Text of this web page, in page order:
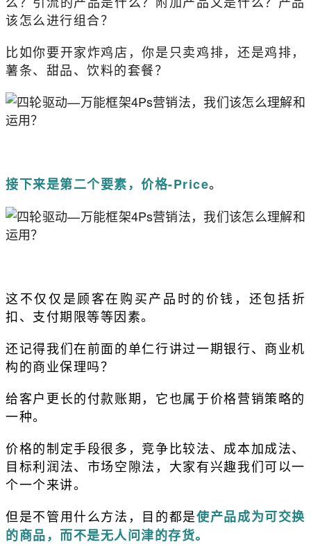
该怎么进行组合？
比如你要开家炸鸡店，你是只卖鸡排，还是鸡排，
薯条、甜品、饮料的套餐？
接下来是第二个要素，价格-Price。
这不仅仅是顾客在购买产品时的价钱，还包括折
扣、支付期限等等因素。
还记得我们在前面的单仁行讲过一期银行、商业机
构的商业保理吗？
给客户更长的付款账期，它也属于价格营销策略的
一种。
价格的制定手段很多，竞争比较法、成本加成法、
目标利润法、市场空隙法，大家有兴趣我们可以一
个一个来讲。
但是不管用什么方法，目的都是使产品成为可交换
的商品，而不是无人问津的存货。